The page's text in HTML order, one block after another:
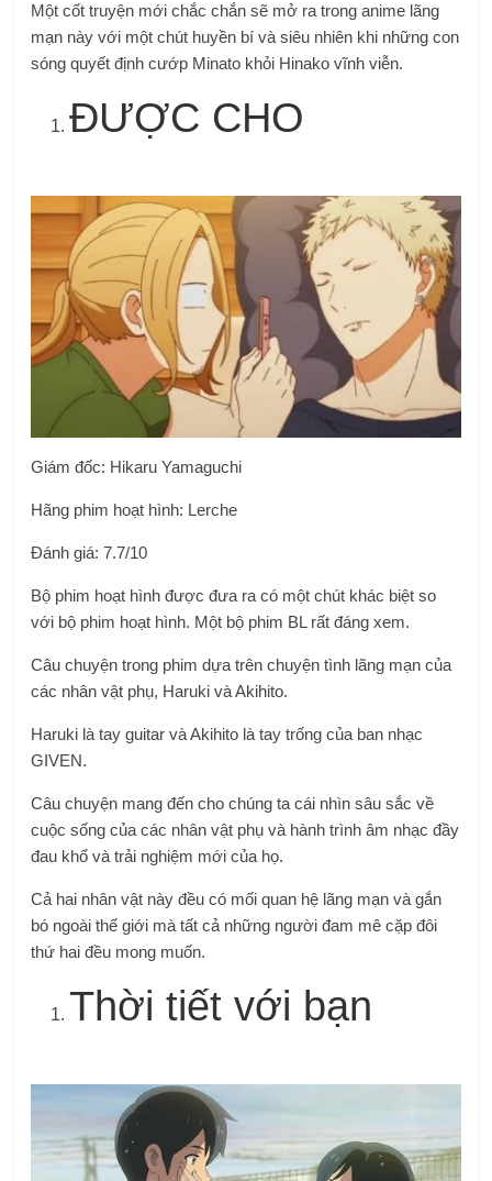
Một cốt truyện mới chắc chắn sẽ mở ra trong anime lãng
mạn này với một chút huyền bí và siêu nhiên khi những con
sóng quyết định cướp Minato khỏi Hinako vĩnh viễn.
ĐƯỢC CHO
Giám đốc: Hikaru Yamaguchi
Hãng phim hoạt hình: Lerche
Đánh giá: 7.7/10
Bộ phim hoạt hình được đưa ra có một chút khác biệt so
với bộ phim hoạt hình. Một bộ phim BL rất đáng xem.
Câu chuyện trong phim dựa trên chuyện tình lãng mạn của
các nhân vật phụ, Haruki và Akihito.
Haruki là tay guitar và Akihito là tay trống của ban nhạc
GIVEN.
Câu chuyện mang đến cho chúng ta cái nhìn sâu sắc về
cuộc sống của các nhân vật phụ và hành trình âm nhạc đầy
đau khổ và trải nghiệm mới của họ.
Cả hai nhân vật này đều có mối quan hệ lãng mạn và gắn
bó ngoài thế giới mà tất cả những người đam mê cặp đôi
thứ hai đều mong muốn.
Thời tiết với bạn